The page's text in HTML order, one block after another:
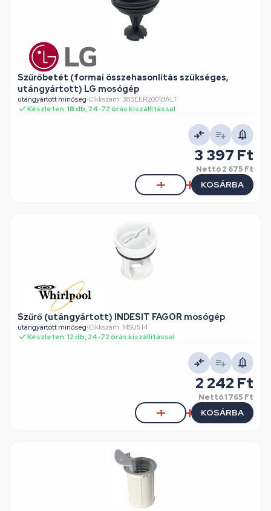
Szűrőbetét (formai összehasonlítás szükséges,
utángyártott) LG mosógép
utángyártott minőség•Cikkszám: 383EER2001BALT
Készleten: 18 db, 24-72 órás kiszállítással
3 397 Ft
Nettó2 675 Ft
KOSÁRBA
Szűrő (utángyártott) INDESIT FAGOR mosógép
utángyártott minőség•Cikkszám: MSU514
Készleten: 12 db, 24-72 órás kiszállítással
2 242 Ft
Nettó1 765 Ft
KOSÁRBA